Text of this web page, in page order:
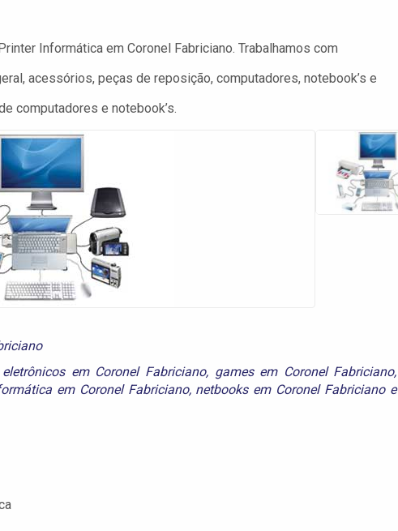
Informática em Coronel Fabriciano. Trabalhamos com
acessórios, peças de reposição, computadores, notebook’s e
computadores e notebook’s.
eletrônicos em Coronel Fabriciano, games em Coronel Fabriciano,
em Coronel Fabriciano, netbooks em Coronel Fabricianoe